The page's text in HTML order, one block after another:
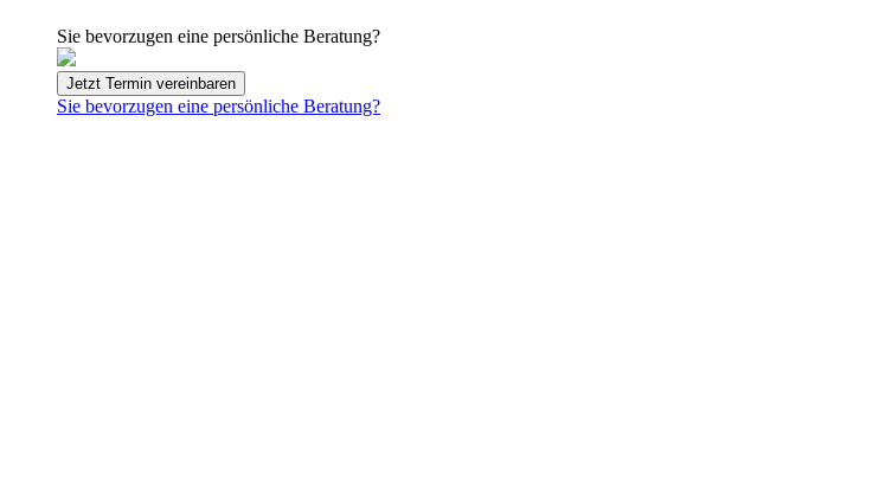
Sie bevorzugen eine persönliche Beratung?
Jetzt Termin vereinbaren
Sie bevorzugen eine persönliche Beratung?